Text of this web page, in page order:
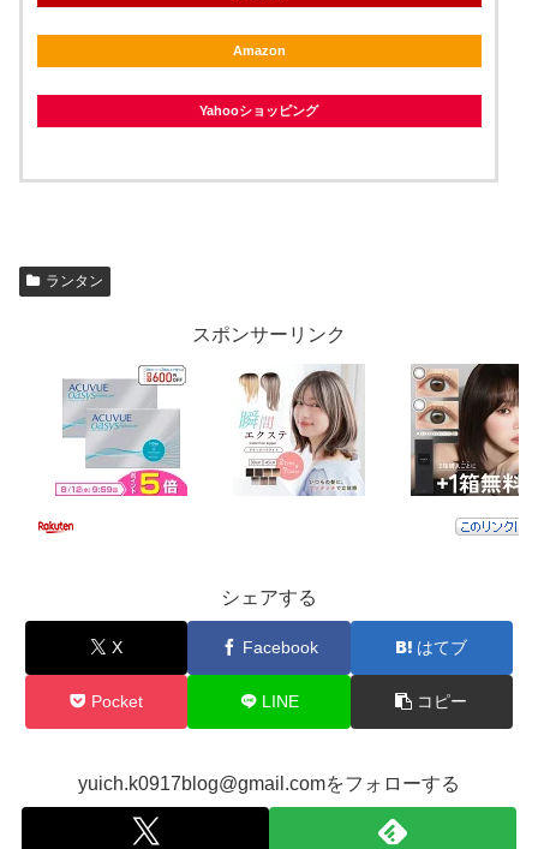
Amazon
Yahooショッピング
ランタン
スポンサーリンク
シェアする
X Facebook はてブ
Pocket LINE コピー
yuich.k0917blog@gmail.comをフォローする